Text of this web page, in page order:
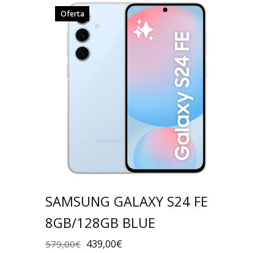
Oferta
SAMSUNG GALAXY S24 FE
8GB/128GB BLUE
579,00€ 439,00€